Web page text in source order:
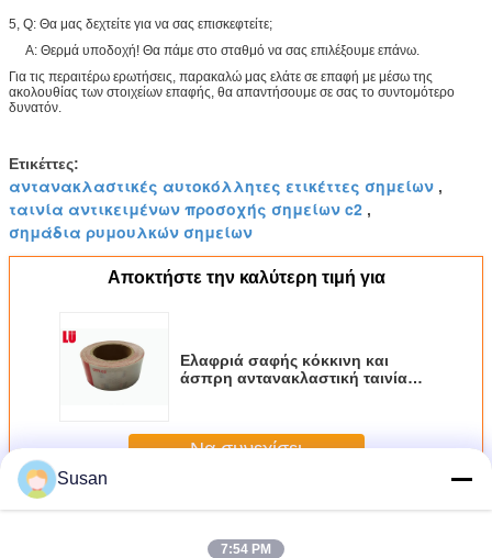
5, Q: Θα μας δεχτείτε για να σας επισκεφτείτε;
Α: Θερμά υποδοχή! Θα πάμε στο σταθμό να σας επιλέξουμε επάνω.
Για τις περαιτέρω ερωτήσεις, παρακαλώ μας ελάτε σε επαφή με μέσω της
ακολουθίας των στοιχείων επαφής, θα απαντήσουμε σε σας το συντομότερο
δυνατόν.
Ετικέττες:
αντανακλαστικές αυτοκόλλητες ετικέττες σημείων ,
ταινία αντικειμένων προσοχής σημείων c2 ,
σημάδια ρυμουλκών σημείων
Αποκτήστε την καλύτερη τιμή για
Ελαφριά σαφής κόκκινη και
άσπρη αντανακλαστική ταινία
Να συνεχίσει
ΠερισσότεροιΑντανακλαστική ταινία σημείων C2
Susan
7:54 PM